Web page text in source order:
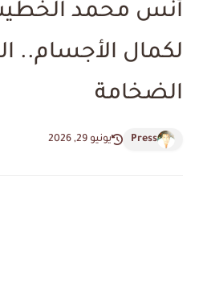
أنس محمد
لكمال الأجسام..
الضخامة
Press يونيو 29, 2026